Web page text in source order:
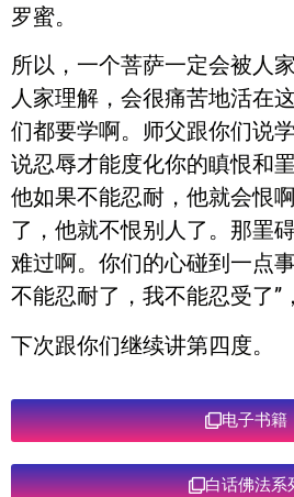
罗蜜。
所以，一个菩萨一定会被人
人家理解，会很痛苦地活在
们都要学啊。师父跟你们说
说忍辱才能度化你的瞋恨和
他如果不能忍耐，他就会恨
了，他就不恨别人了。那罣
难过啊。你们的心碰到一点
不能忍耐了，我不能忍受了”
下次跟你们继续讲第四度。
电子书籍
白话佛法系